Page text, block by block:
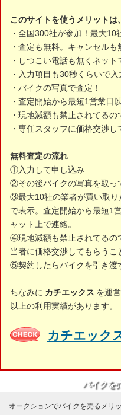
このサイトを使うメリットは、
・全国300社が参加！最大10
・査定も無料。キャンセルも
・しつこい電話も無くネット
・入力項目も30秒くらいで入
・バイクの写真で査定！
・査定開始から最短1営業日
・現地減額も禁止されてるの
・専任スタッフに価格交渉し
無料査定の流れ
①入力して申し込み
②その後バイクの写真を取っ
③最大10社の業者が買い取り
で表示。査定開始から最短1
ャット上で連絡。
④現地減額も禁止されてるの
当者に価格交渉してもらうこ
⑤契約したらバイクを引き渡
ちなみに カチエックス を運
以上の利用実績があります。
カチエック
バイクを
オークションでバイクを売るメリ